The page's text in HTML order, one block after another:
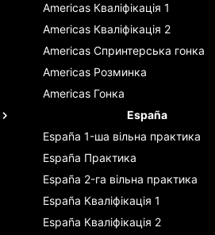
Americas Кваліфікація 1
Americas Кваліфікація 2
Americas Спринтерська гонка
Americas Розминка
Americas Гонка
España
España 1-ша вільна практика
España Практика
España 2-га вільна практика
España Кваліфікація 1
España Кваліфікація 2